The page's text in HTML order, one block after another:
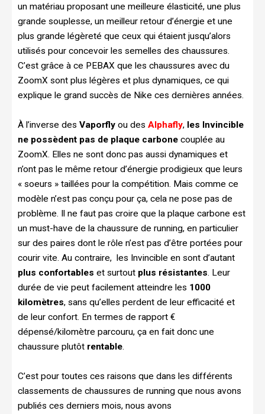
un matériau proposant une meilleure élasticité, une plus
grande souplesse, un meilleur retour d’énergie et une
plus grande légèreté que ceux qui étaient jusqu’alors
utilisés pour concevoir les semelles des chaussures.
C’est grâce à ce PEBAX que les chaussures avec du
ZoomX sont plus légères et plus dynamiques, ce qui
explique le grand succès de Nike ces dernières années.
À l’inverse des Vaporfly ou des Alphafly, les Invincible
ne possèdent pas de plaque carbone couplée au
ZoomX. Elles ne sont donc pas aussi dynamiques et
n’ont pas le même retour d’énergie prodigieux que leurs
« soeurs » taillées pour la compétition. Mais comme ce
modèle n’est pas conçu pour ça, cela ne pose pas de
problème. Il ne faut pas croire que la plaque carbone est
un must-have de la chaussure de running, en particulier
sur des paires dont le rôle n’est pas d’être portées pour
courir vite. Au contraire, les Invincible en sont d’autant
plus confortables et surtout plus résistantes. Leur
durée de vie peut facilement atteindre les 1000
kilomètres, sans qu’elles perdent de leur efficacité et
de leur confort. En termes de rapport €
dépensé/kilomètre parcouru, ça en fait donc une
chaussure plutôt rentable.
C’est pour toutes ces raisons que dans les différents
classements de chaussures de running que nous avons
publiés ces derniers mois, nous avons